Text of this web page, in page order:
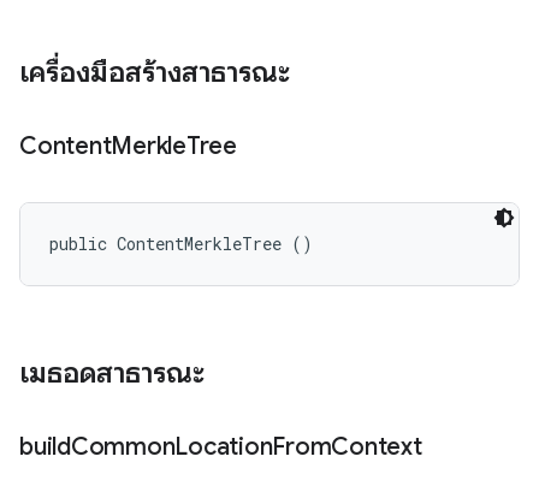
เครื่องมือสร้างสาธารณะ
ContentMerkleTree
public ContentMerkleTree ()
เมธอดสาธารณะ
buildCommonLocationFromContext